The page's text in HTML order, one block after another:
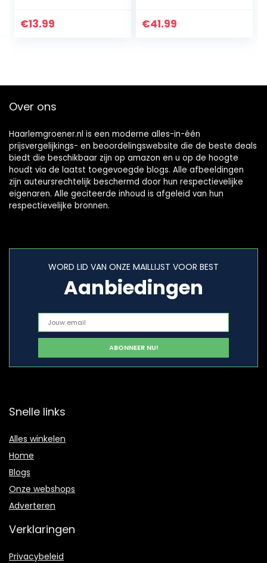
en afsluiten van de
€13.99
Bewatering van
€41.99
Over ons
Haarlemgroener.nl is een moderne alles-in-één
prijsvergelijkings- en beoordelingswebsite die de beste deals
biedt die beschikbaar zijn op amazon en u op de hoogte
houdt via de laatst toegevoegde blogs. Alle afbeeldingen
zijn auteursrechtelijk beschermd door hun respectievelijke
eigenaren. Alle geciteerde inhoud is afgeleid van hun
respectievelijke bronnen.
WORD LID VAN ONZE MAILLIJST VOOR BEST
Aanbiedingen
Snelle links
Alles winkelen
Home
Blogs
Onze webshops
Adverteren
Verklaringen
Privacybeleid